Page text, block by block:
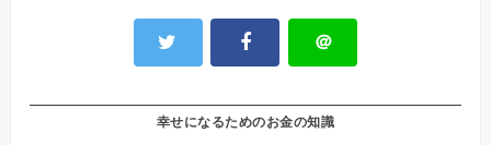
＠
幸せになるためのお金の知識